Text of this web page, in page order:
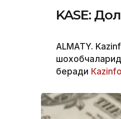
KASE:
ALMATY.
беради